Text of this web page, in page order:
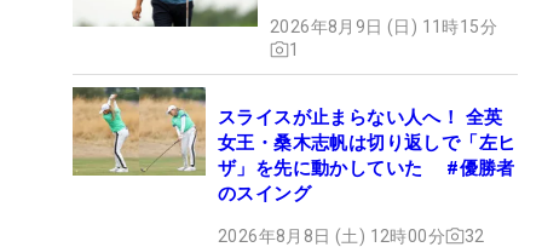
2026年8月9日 (日) 11時15分
1
スライスが止まらない人へ！ 全英
女王・桑木志帆は切り返しで「左ヒ
ザ」を先に動かしていた #優勝者
のスイング
2026年8月8日 (土) 12時00分 32